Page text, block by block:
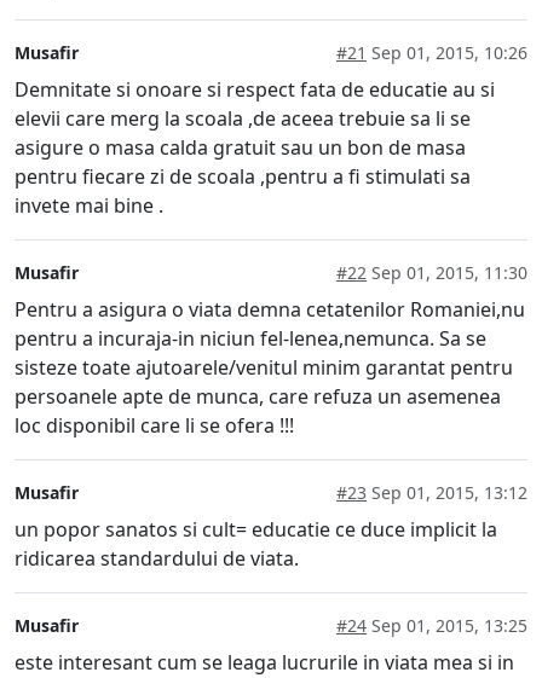
Musafir #21 Sep 01, 2015, 10:26
Demnitate si onoare si respect fata de educatie au si
elevii care merg la scoala ,de aceea trebuie sa li se
asigure o masa calda gratuit sau un bon de masa
pentru fiecare zi de scoala ,pentru a fi stimulati sa
invete mai bine .
Musafir #22 Sep 01, 2015, 11:30
Pentru a asigura o viata demna cetatenilor Romaniei,nu
pentru a incuraja-in niciun fel-lenea,nemunca. Sa se
sisteze toate ajutoarele/venitul minim garantat pentru
persoanele apte de munca, care refuza un asemenea
loc disponibil care li se ofera !!!
Musafir #23 Sep 01, 2015, 13:12
un popor sanatos si cult= educatie ce duce implicit la
ridicarea standardului de viata.
Musafir #24 Sep 01, 2015, 13:25
este interesant cum se leaga lucrurile in viata mea si in